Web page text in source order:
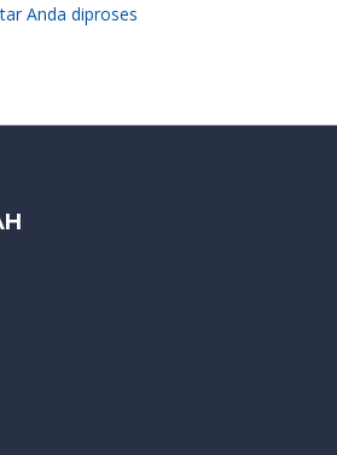
Anda diproses